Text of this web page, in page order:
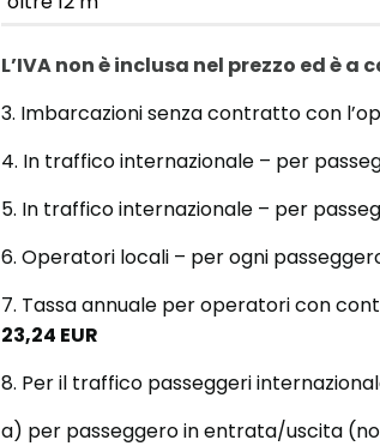
L’IVA non è inclusa nel prezzo ed è a
3. Imbarcazioni senza contratto con
4. In traffico internazionale – per
5. In traffico internazionale – per
6. Operatori locali – per ogni
7. Tassa annuale per operatori con
23,24 EUR
8. Per il traffico passeggeri
a) per passeggero in entrata/uscita